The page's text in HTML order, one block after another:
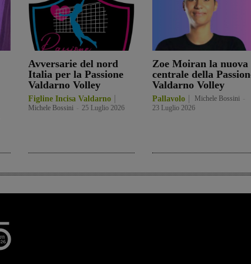
Avversarie del nord
Italia per la Passione
Valdarno Volley
Figline Incisa Valdarno
Michele Bossini 25 Luglio 2026
Zoe Moiran la nuova
centrale della
Valdarno Volley
Pallavolo Michele Bossini
23 Luglio 2026